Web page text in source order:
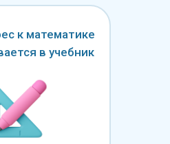
к математике
в учебник